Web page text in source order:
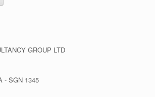
GROUP LTD
- SGN 1345